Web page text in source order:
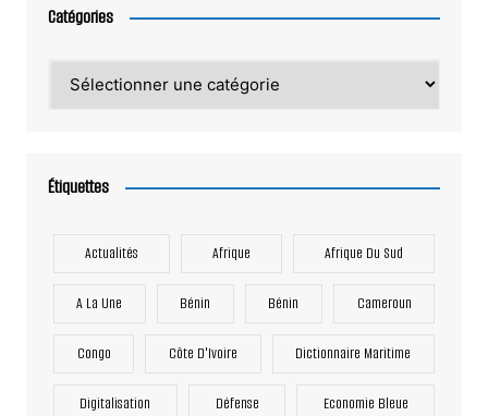
Catégories
Étiquettes
Actualités Afrique Afrique Du Sud
A La Une Bénin Bénin Cameroun
Congo Côte D'Ivoire Dictionnaire Maritime
Digitalisation Défense Economie Bleue